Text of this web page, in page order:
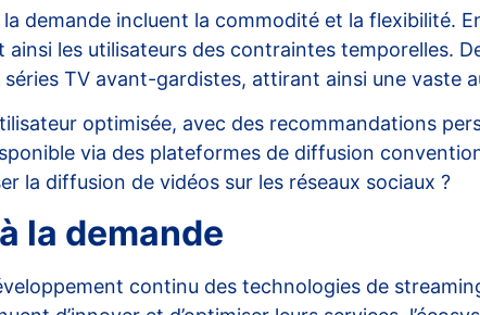
demande incluent la commodité et la flexibilité.
les utilisateurs des contraintes temporelles.
TV avant-gardistes, attirant ainsi une vaste
optimisée, avec des recommandations
via des plateformes de diffusion
la diffusion de vidéos sur les réseaux sociaux ?
la demande
continu des technologies de